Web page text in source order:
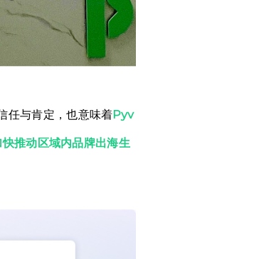
任与肯定，也意味着Pyv
推动区域内品牌出海生